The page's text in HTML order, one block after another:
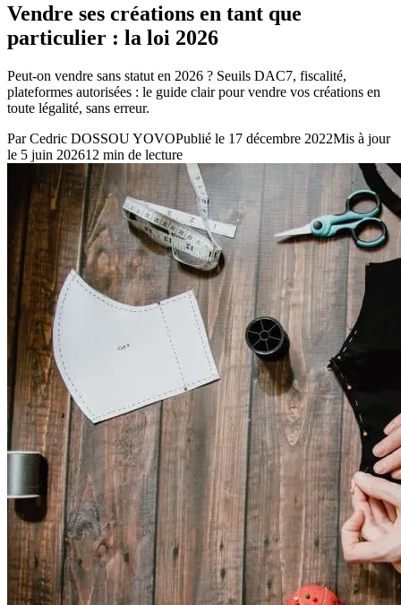
Vendre ses créations en tant que
particulier : la loi 2026
Peut-on vendre sans statut en 2026 ? Seuils DAC7, fiscalité,
plateformes autorisées : le guide clair pour vendre vos créations en
toute légalité, sans erreur.
ParCedric DOSSOU YOVOPublié le 17 décembre 2022Mis à jour
le 5 juin 202612 min de lecture